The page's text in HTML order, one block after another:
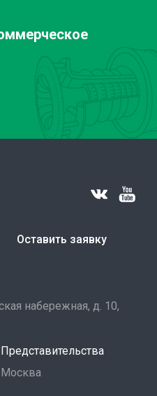
Оставить заявку
набережная, д. 10,
Представительства
Москва